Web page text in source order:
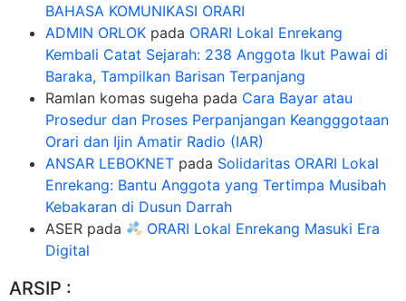
BAHASA KOMUNIKASI ORARI
ADMIN ORLOK pada ORARI Lokal Enrekang
Kembali Catat Sejarah: 238 Anggota Ikut Pawai di
Baraka, Tampilkan Barisan Terpanjang
Ramlan komas sugeha pada Cara Bayar atau
Prosedur dan Proses Perpanjangan Keangggotaan
Orari dan Ijin Amatir Radio (IAR)
ANSAR LEBOKNET pada Solidaritas ORARI Lokal
Enrekang: Bantu Anggota yang Tertimpa Musibah
Kebakaran di Dusun Darrah
ASER pada
ORARI Lokal Enrekang Masuki Era
Digital
ARSIP :